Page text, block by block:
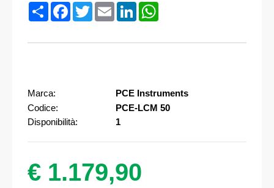
CondividiFacebook
TwitterEmail LinkedIn
Marca:
PCE Instruments
Codice:
PCE-LCM 50
Disponibilità:
1
€ 1.179,90